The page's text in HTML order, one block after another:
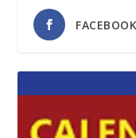
FACEBOOK